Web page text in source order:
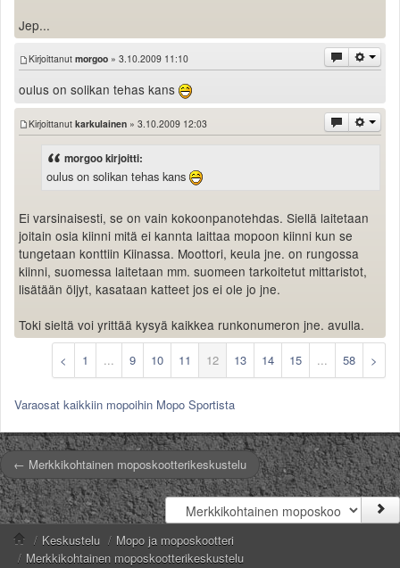
Jep...
Kirjoittanut morgoo » 3.10.2009 11:10
oulus on solikan tehas kans
Kirjoittanut karkulainen » 3.10.2009 12:03
morgoo kirjoitti:
oulus on solikan tehas kans
Ei varsinaisesti, se on vain kokoonpanotehdas. Siellä laitetaan
joitain osia kiinni mitä ei kannta laittaa mopoon kiinni kun se
tungetaan konttiin Kiinassa. Moottori, keula jne. on rungossa
kiinni, suomessa laitetaan mm. suomeen tarkoitetut mittaristot,
lisätään öljyt, kasataan katteet jos ei ole jo jne.
Toki sieltä voi yrittää kysyä kaikkea runkonumeron jne. avulla.
< 1 ... 9 10 11 12 13 14 15 ... 58 >
Varaosat kaikkiin mopoihin Mopo Sportista
← Merkkikohtainen moposkootterikeskustelu
/ Keskustelu / Mopo ja moposkootteri
/ Merkkikohtainen moposkootterikeskustelu